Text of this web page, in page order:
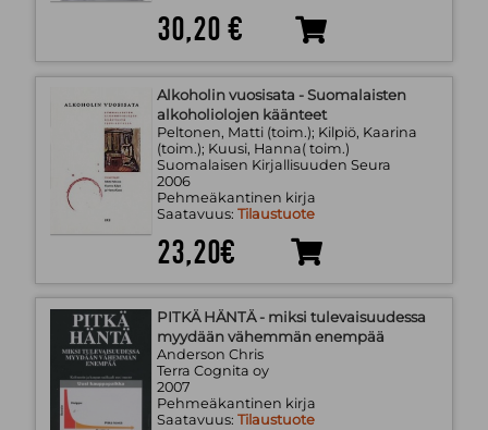
30,20 €
Alkoholin vuosisata - Suomalaisten
alkoholiolojen käänteet
Peltonen, Matti (toim.); Kilpiö, Kaarina
(toim.); Kuusi, Hanna( toim.)
Suomalaisen Kirjallisuuden Seura
2006
Pehmeäkantinen kirja
Saatavuus: Tilaustuote
23,20€
PITKÄ HÄNTÄ - miksi tulevaisuudessa
myydään vähemmän enempää
Anderson Chris
Terra Cognita oy
2007
Pehmeäkantinen kirja
Saatavuus: Tilaustuote